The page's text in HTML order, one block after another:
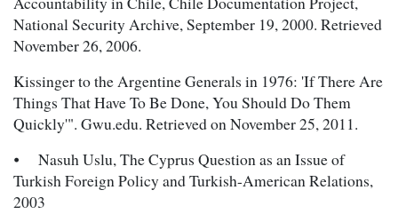
National Security Archive, September 19, 2000. Retrieved
November 26, 2006.
Kissinger to the Argentine Generals in 1976: 'If There Are
Things That Have To Be Done, You Should Do Them
Quickly'". Gwu.edu. Retrieved on November 25, 2011.
⦁ Nasuh Uslu, The Cyprus Question as an Issue of
Turkish Foreign Policy and Turkish-American Relations,
2003